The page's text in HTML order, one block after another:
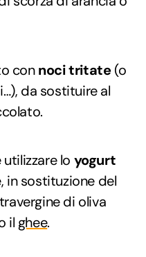
connoci tritate(o
da sostituire al
lo yogurt
in sostituzione del
di oliva
il ghee.